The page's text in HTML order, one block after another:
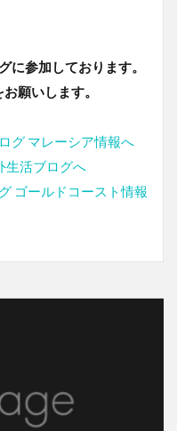
に参加しております。
願いします。